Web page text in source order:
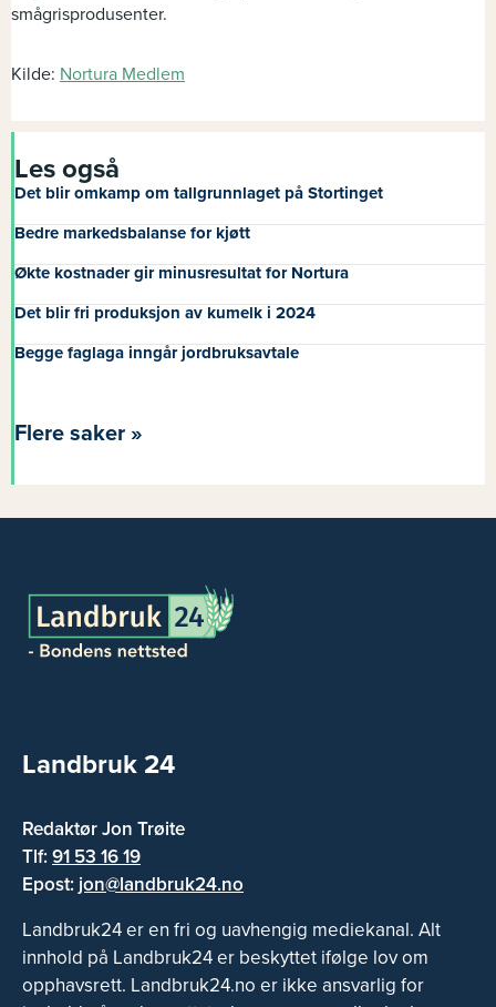
smågrisprodusenter.
Kilde: Nortura Medlem
Les også
Det blir omkamp om tallgrunnlaget på Stortinget
Bedre markedsbalanse for kjøtt
Økte kostnader gir minusresultat for Nortura
Det blir fri produksjon av kumelk i 2024
Begge faglaga inngår jordbruksavtale
Flere saker »
Landbruk 24
Redaktør Jon Trøite
Tlf:91 53 16 19
Epost: jon@landbruk24.no
Landbruk24 er en fri og uavhengig mediekanal. Alt
innhold på Landbruk24 er beskyttet ifølge lov om
opphavsrett. Landbruk24.no er ikke ansvarlig for